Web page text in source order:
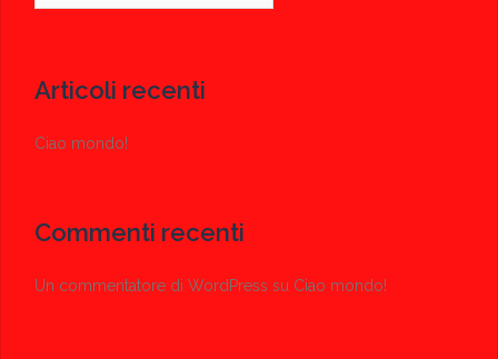
Articoli recenti
Ciao mondo!
Commenti recenti
Un commentatore di WordPress su Ciao mondo!